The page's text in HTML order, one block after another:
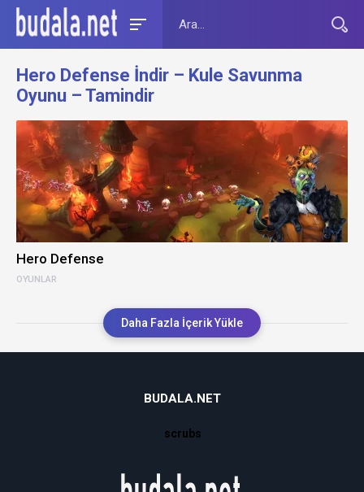
Hero Defense İndir – Kule Savunma
Oyunu – Tamindir
OYUNLAR
Hero Defense
Daha Fazla İçerik Yükle
BUDALA.NET
scrubs